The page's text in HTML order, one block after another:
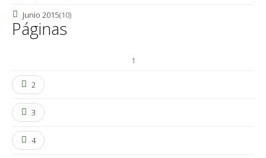
Junio 2015(10)
Páginas
1
2
3
4